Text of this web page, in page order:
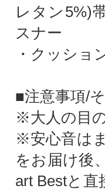
レタン5%)
スナー
・クッショ
■注意事項/
※大人の目
※安心音は
をお届け後
art Bestと